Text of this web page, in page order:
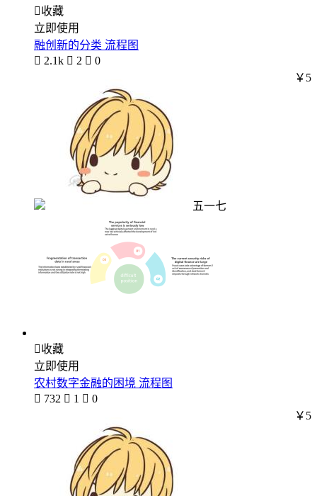
收藏
立即使用
融创新的分类 流程图
 2.1k  2  0
五一七
￥5
收藏
立即使用
农村数字金融的困境 流程图
 732  1  0
￥5